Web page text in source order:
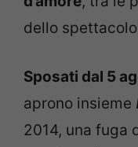
dello
Sposati dal 5
aprono insieme
2014, una fuga